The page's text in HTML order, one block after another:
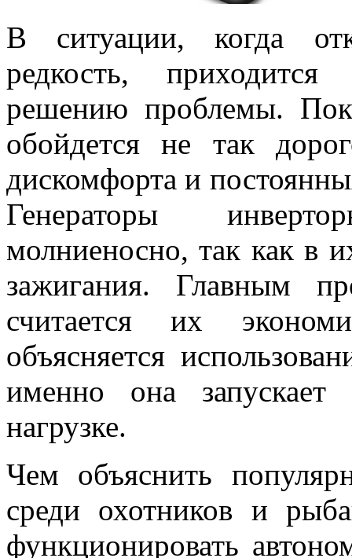
В ситуации, когда
редкость,
решению проблемы.
обойдется не так
дискомфорта и
Генераторы
молниеносно, так как в
зажигания. Главным
считается их
объясняется
именно она запускает
нагрузке.
Чем объяснить
среди охотников и
функционировать